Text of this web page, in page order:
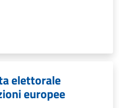
elettorale
europee